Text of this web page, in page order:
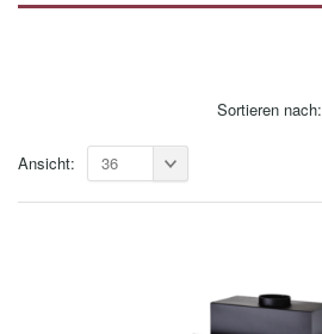
Sortieren nach:
Ansicht: 36